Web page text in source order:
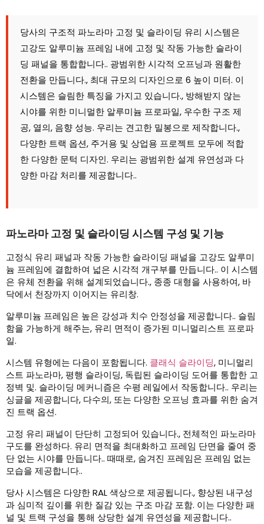
당사의 구조적 파노라마 고정 및 슬라이딩 유리 시스템은
고강도 알루미늄 프레임 내에 고정 및 작동 가능한 슬라이
딩 패널을 통합합니다.. 광범위한 시각적 오프닝과 원활한
전환을 만듭니다., 최대 규모의 디자인으로 6 높이 미터. 이
시스템은 슬림한 특징을 가지고 있습니다., 방해받지 않는
시야를 위한 미니멀한 알루미늄 프로파일, 우수한 구조 제
공, 열의, 음향 성능. 우리는 견고한 밀봉으로 제작합니다.,
다양한 트랙 옵션, 주거용 및 상업용 프로젝트 모두에 적합
한 다양한 문턱 디자인. 우리는 광범위한 설계 유연성과 다
양한 마감 처리를 제공합니다..
파노라마 고정 및 슬라이딩 시스템 구성 및 기능
고정식 유리 패널과 작동 가능한 슬라이딩 패널을 고강도 알루미
늄 프레임에 결합하여 넓은 시각적 개구부를 만듭니다.. 이 시스템
은 유체 전환을 위해 설계되었습니다., 종종 대형을 사용하여, 바
닥에서 천장까지 이어지는 유리창.
알루미늄 프레임은 높은 강성과 치수 안정성을 제공합니다.. 슬림
함을 가능하게 해주는, 유리 면적이 증가된 미니멀리스트 프로파
일.
시스템 유형에는 다음이 포함됩니다. 클래식 슬라이딩, 미니멀리
스트 파노라마, 평행 슬라이딩, 독립된 슬라이딩 도어를 통합한 고
정벽 및. 슬라이딩 메커니즘은 수평 레일에서 작동합니다.. 우리는
싱글을 제공합니다, 다수의, 또는 다양한 오프닝 효과를 위한 숨겨
진 트랙 옵션.
고정 유리 패널이 단단히 고정되어 있습니다., 전체적인 파노라마
구도를 완성하다. 유리 면적을 최대화하고 프레임 단면을 줄여 중
단 없는 시야를 만듭니다.. 때때로, 숨겨진 프레임은 프레임 없는
모습을 제공합니다..
당사 시스템은 다양한 RAL 색상으로 제공됩니다., 향상된 내구성
과 심미적 깊이를 위한 질감 있는 구조 마감 포함. 이는 다양한 패
널 및 트랙 구성을 통해 상당한 설계 유연성을 제공합니다..